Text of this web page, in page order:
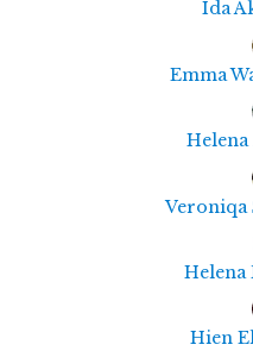
Ida
Emma
Veroniqa
Helena
Hien